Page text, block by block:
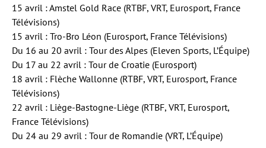
15 avril : Amstel Gold Race (RTBF, VRT, Eurosport, France
Télévisions)
15 avril : Tro-Bro Léon (Eurosport, France Télévisions)
Du 16 au 20 avril : Tour des Alpes (Eleven Sports, L’Équipe)
Du 17 au 22 avril : Tour de Croatie (Eurosport)
18 avril : Flèche Wallonne (RTBF, VRT, Eurosport, France
Télévisions)
22 avril : Liège-Bastogne-Liège (RTBF, VRT, Eurosport,
France Télévisions)
Du 24 au 29 avril : Tour de Romandie (VRT, L’Équipe)